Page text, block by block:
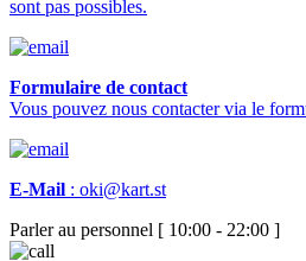
sont pas possibles.
Formulaire de contact
Vous pouvez nous contacter via le
E-Mail : oki@kart.st
Parler au personnel [ 10:00 - 22:00 ]